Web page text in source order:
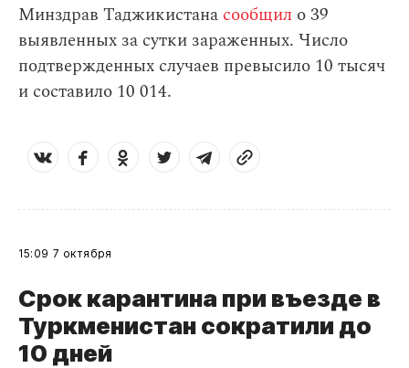
Минздрав Таджикистана сообщил о 39
выявленных за сутки зараженных. Число
подтвержденных случаев превысило 10 тысяч
и составило 10 014.
15:09 7 октября
Срок карантина при въезде в
Туркменистан сократили до
10 дней